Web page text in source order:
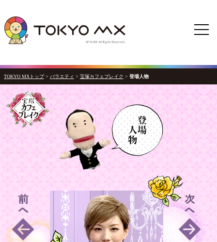
TOKYO MXトップ > バラエティ > 宝塚カフェブレイク > 登場人物